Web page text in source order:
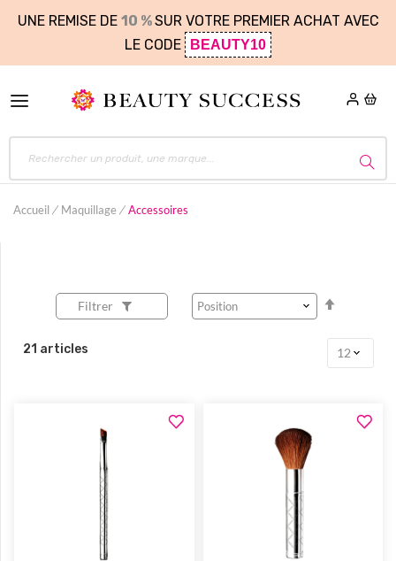
UNE REMISE DE 10 %SUR VOTRE PREMIER ACHAT AVEC
LE CODE
BEAUTY10
Accueil Maquillage Accessoires
Filtrer
21 articles